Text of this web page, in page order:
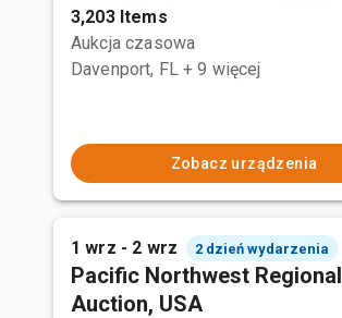
3,203 Items
Aukcja czasowa
Davenport, FL + 9 więcej
Zobacz urządzenia
1 wrz - 2 wrz 2 dzień wydarzenia
Pacific Northwest Regional
Auction, USA